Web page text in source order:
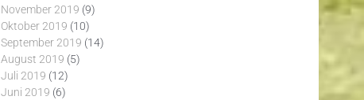
November 2019 (9)
Oktober 2019 (10)
September 2019 (14)
August 2019 (5)
Juli 2019 (12)
Juni 2019 (6)